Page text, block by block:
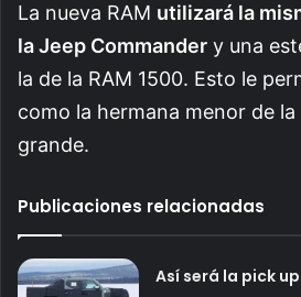
La nueva RAM utilizará la
la Jeep Commander y una
la de la RAM 1500. Esto le
como la hermana menor de
grande.
Publicaciones relacionadas
Así será la pick